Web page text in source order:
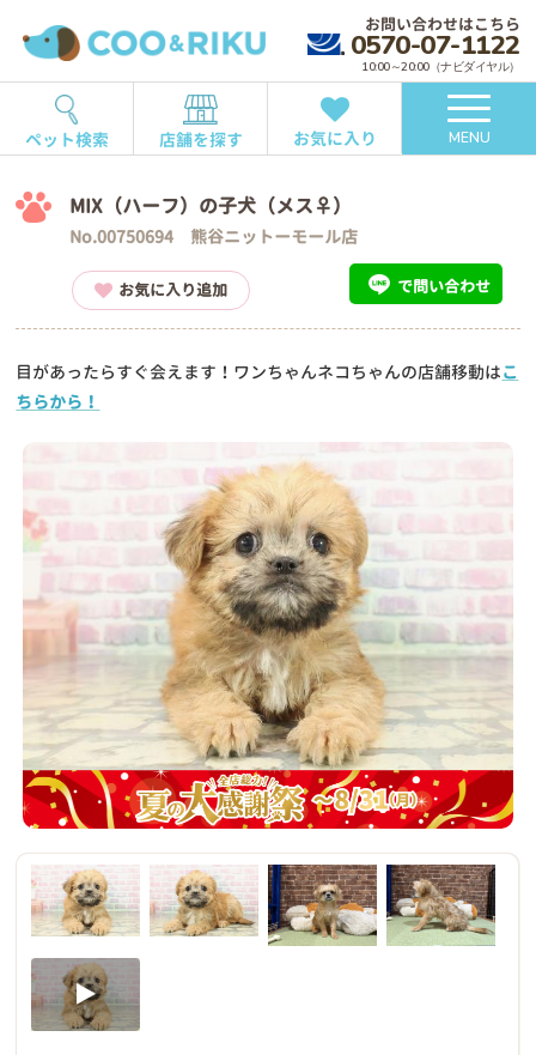
お問い合わせはこちら
0570-07-1122
10:00～20:00（ナビダイヤル）
ペット検索 店舗を探す お気に入り MENU
MIX（ハーフ）の子犬（メス♀）
No.00750694 熊谷ニットーモール店
お気に入り追加 で問い合わせ
目があったらすぐ会えます！ワンちゃんネコちゃんの店舗移動はこ
ちらから！